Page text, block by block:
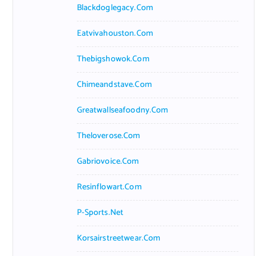
Blackdoglegacy.com
Eatvivahouston.com
Thebigshowok.com
Chimeandstave.com
Greatwallseafoodny.com
Theloverose.com
Gabriovoice.com
Resinflowart.com
P-Sports.net
Korsairstreetwear.com